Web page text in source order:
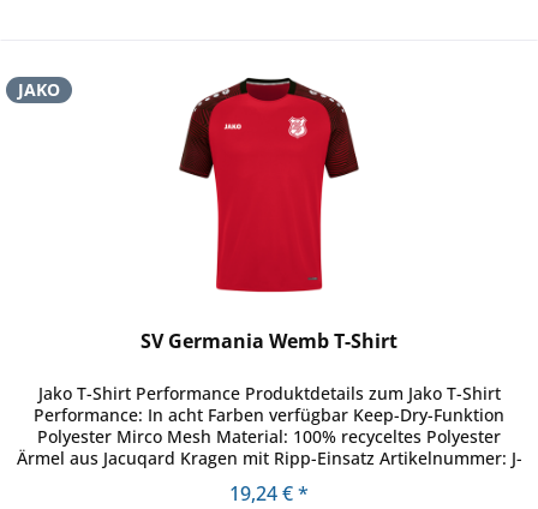
JAKO
SV Germania Wemb T-Shirt
Jako T-Shirt Performance Produktdetails zum Jako T-Shirt
Performance: In acht Farben verfügbar Keep-Dry-Funktion
Polyester Mirco Mesh Material: 100% recyceltes Polyester
Ärmel aus Jacuqard Kragen mit Ripp-Einsatz Artikelnummer: J-
19,24 € *